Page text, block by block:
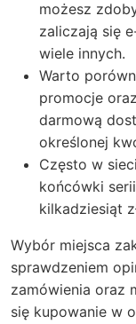
możesz
zaliczają się
wiele innych.
Warto
promocje
darmową
określonej
Często w
końcówki
kilkadziesiąt
Wybór miejsca
sprawdzeniem
zamówienia oraz
się kupowanie w